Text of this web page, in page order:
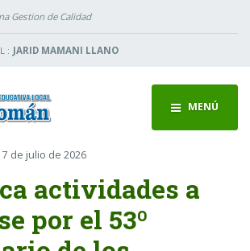
Gestion de Calidad
: JARID MAMANI LLANO
MENÚ
7 de julio de 2026
actividades a
por el 53º